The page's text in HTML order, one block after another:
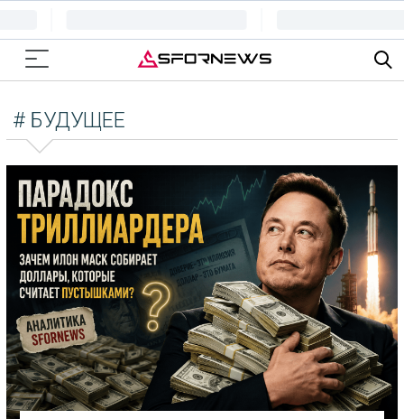
# БУДУЩЕЕ